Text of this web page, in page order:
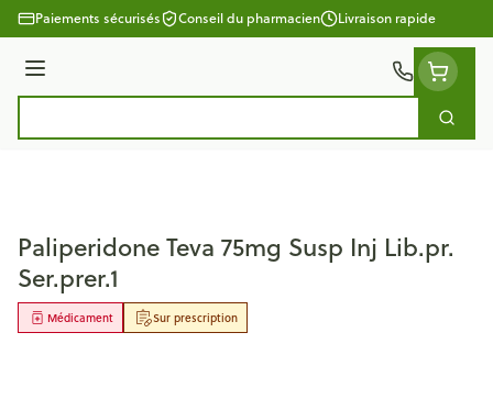
Aller au contenu
Paiements sécurisés Conseil du pharmacien Livraison rapide
Menu
Paliperidone Teva 75mg Susp Inj Lib.pr.
Ser.prer.1
Sur prescription
Médicament